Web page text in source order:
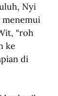
Nyi
“roh
ke
di